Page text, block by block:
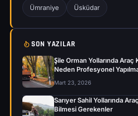
Ümraniye Üsküdar
SON YAZILAR
Şile Orman Yollarında
Neden Profesyonel
Mart 23, 2026
Sarıyer Sahil Yollarında
Bilmesi Gerekenler